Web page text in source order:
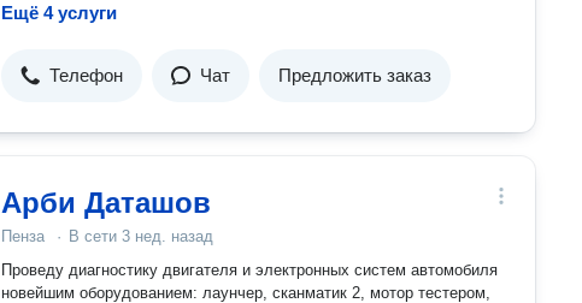
Ещё 4 услуги
Телефон Чат Предложить заказ
Арби Даташов
Пенза · В сети 3 нед. назад
Проведу диагностику двигателя и электронных систем автомобиля
новейшим оборудованием: лаунчер, сканматик 2, мотор тестером,